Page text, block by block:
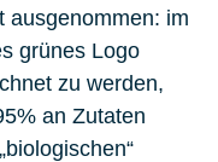
ausgenommen: im
grünes Logo
zu werden,
an Zutaten